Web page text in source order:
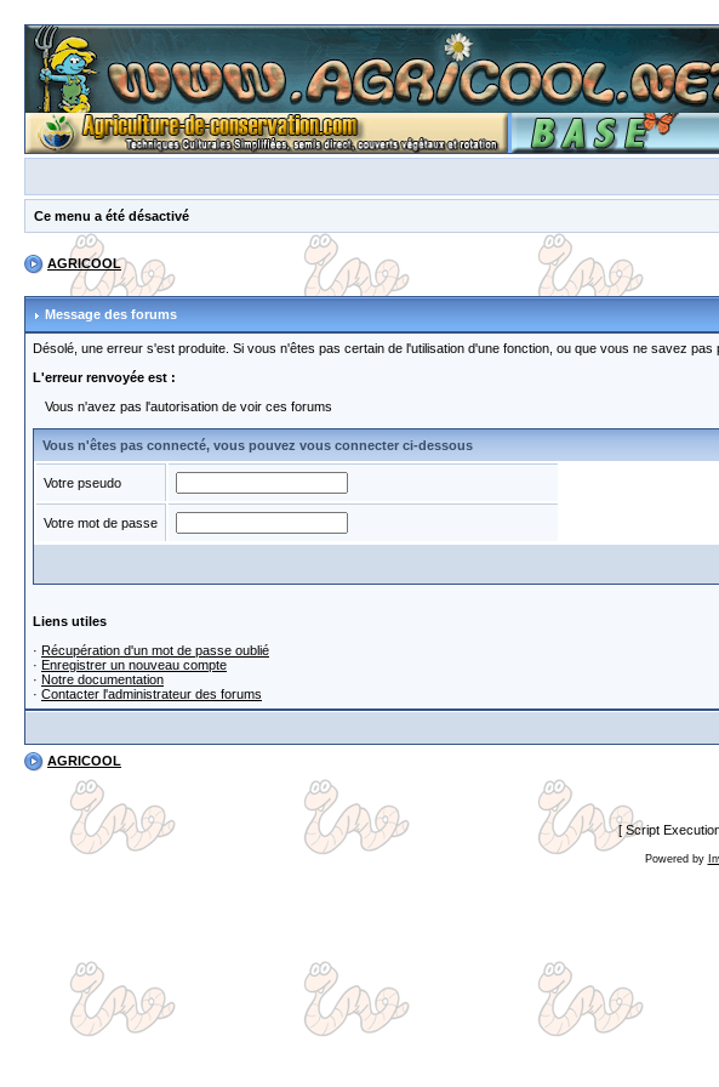
Ce menu a été désactivé
AGRICOOL
Message des forums
Désolé, une erreur s'est produite. Si vous n'êtes pas certain de l'utilisation d'une fonction, ou que vous ne savez
L'erreur renvoyée est :
Vous n'avez pas l'autorisation de voir ces forums
Vous n'êtes pas connecté, vous pouvez vous connecter ci-dessous
Votre pseudo
Votre mot de passe
Liens utiles
· Récupération d'un mot de passe oublié
· Enregistrer un nouveau compte
· Notre documentation
· Contacter l'administrateur des forums
AGRICOOL
[ Script
Powered by